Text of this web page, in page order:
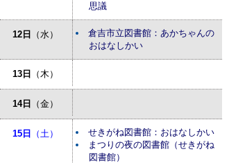
思議
12日 （水）
倉吉市立図書館：あかちゃんの
おはなしかい
13日 （木）
14日 （金）
15日 （土）
せきがね図書館：おはなしかい
まつりの夜の図書館（せきがね
図書館）